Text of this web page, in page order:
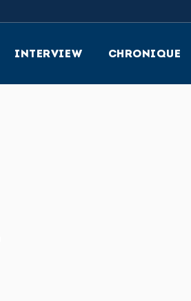
INTERVIEW CHRONIQUE